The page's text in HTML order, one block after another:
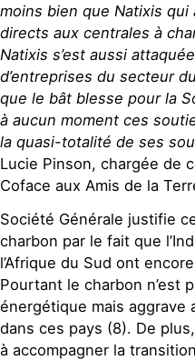
moins bien que Natixis
directs aux centrales à
Natixis s’est aussi
d’entreprises du secteur
que le bât blesse pour la
à aucun moment ces
la quasi-totalité de ses
Lucie Pinson, chargée de
Coface aux Amis de la
Société Générale justifie
charbon par le fait que
l’Afrique du Sud ont
Pourtant le charbon n’est
énergétique mais aggrave
dans ces pays (8). De
à accompagner la